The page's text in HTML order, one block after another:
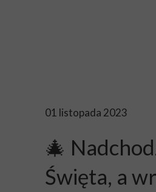
01 listopada 2023
🎄
Święta, a